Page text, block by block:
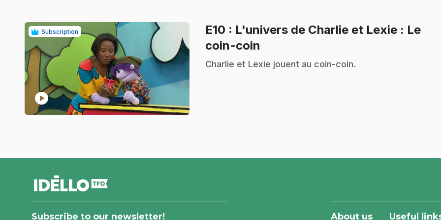
Subscription
play_circle
E10 : L'univers de Charlie et Lexie : Le
coin-coin
.Charlie et Lexie jouent au coin-coin.
footer
Subscribe to our newsletter! About us Useful